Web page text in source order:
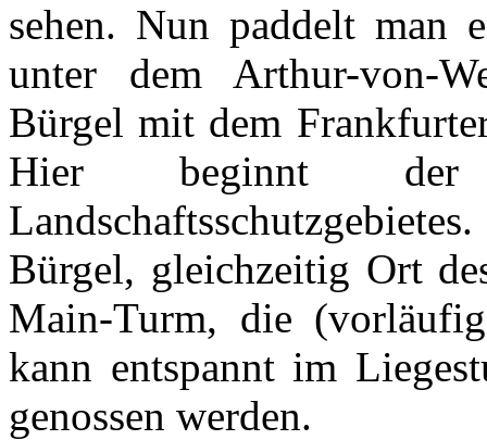
sehen. Nun paddelt man
unter dem Arthur-von-
Bürgel mit dem
Hier beginnt
Bürgel, gleichzeitig Ort
Main-Turm, die
kann entspannt im
genossen werden.